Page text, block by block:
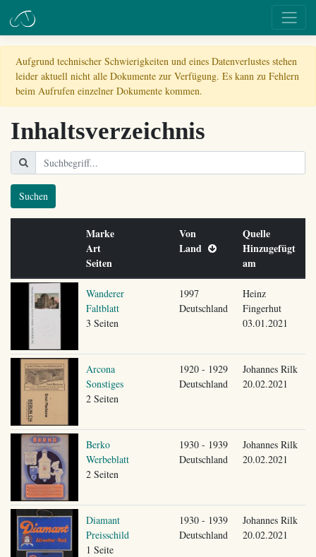
Aufgrund technischer Schwierigkeiten und eines Datenverlustes stehen
leider aktuell nicht alle Dokumente zur Verfügung. Es kann zu Fehlern
beim Aufrufen einzelner Dokumente kommen.
Inhaltsverzeichnis
Suchen
Marke
Art
Seiten
Von
Land
Quelle
Hinzugefügt
am
Wanderer
Faltblatt
3 Seiten
1997
Deutschland
Heinz
Fingerhut
03.01.2021
Arcona
Sonstiges
2 Seiten
1920 - 1929
Deutschland
Johannes Rilk
20.02.2021
Berko
Werbeblatt
2 Seiten
1930 - 1939
Deutschland
Johannes Rilk
20.02.2021
Diamant
Preisschild
1 Seite
1930 - 1939
Deutschland
Johannes Rilk
20.02.2021